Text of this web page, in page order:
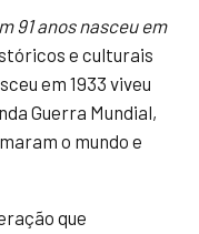
91 anos nasceu em
e culturais
em 1933 viveu
Guerra Mundial,
o mundo e
que